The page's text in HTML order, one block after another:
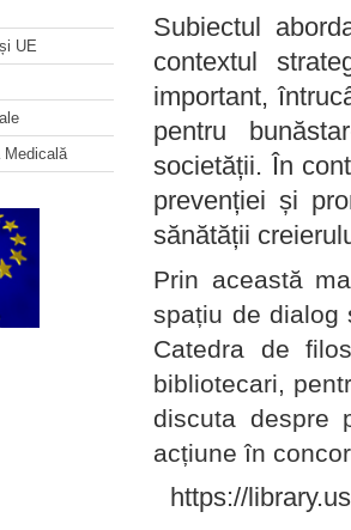
UE
Medicală
Subiectul
contextul
important,
pentru
societății. În
prevenției și
sănătății
Prin această
spațiu de dialog
Catedra de
bibliotecari,
discuta despre
acțiune în
https://